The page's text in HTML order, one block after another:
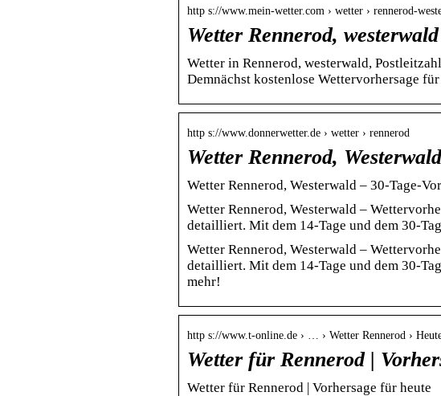
http s://www.mein-wetter.com › wetter › rennerod-
Wetter Rennerod,
Wetter in Rennerod, westerwald,
Demnächst kostenlose Wettervorhersage
http s://www.donnerwetter.de › wetter › rennerod
Wetter Rennerod,
Wetter Rennerod, Westerwald – 30-Tage-
Wetter Rennerod, Westerwald –
detailliert. Mit dem 14-Tage und dem 30-
Wetter Rennerod, Westerwald –
detailliert. Mit dem 14-Tage und dem 30-
mehr!
http s://www.t-online.de › … › Wetter Rennerod ›
Wetter für Rennerod |
Wetter für Rennerod | Vorhersage für heute